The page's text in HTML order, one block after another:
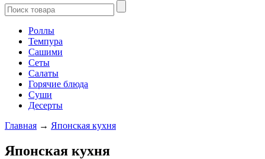
Роллы
Темпура
Сашими
Сеты
Салаты
Горячие блюда
Суши
Десерты
Главная → Японская кухня
Японская кухня